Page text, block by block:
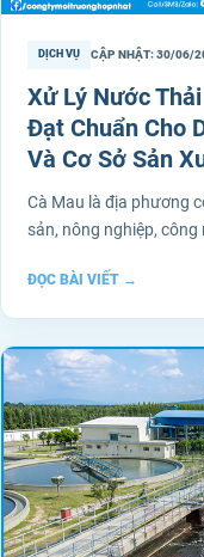
DỊCH VỤ CẬP NHẬT: 30/06/
Xử Lý Nước
Đạt Chuẩn Cho
Và Cơ Sở Sản
Cà Mau là địa phương
sản, nông nghiệp, công
ĐỌC BÀI VIẾT →